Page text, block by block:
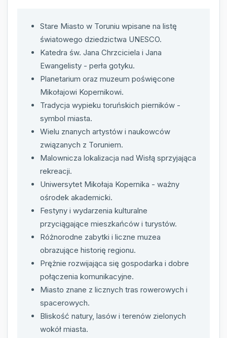
Stare Miasto w Toruniu wpisane na listę
światowego dziedzictwa UNESCO.
Katedra św. Jana Chrzciciela i Jana
Ewangelisty - perła gotyku.
Planetarium oraz muzeum poświęcone
Mikołajowi Kopernikowi.
Tradycja wypieku toruńskich pierników -
symbol miasta.
Wielu znanych artystów i naukowców
związanych z Toruniem.
Malownicza lokalizacja nad Wisłą sprzyjająca
rekreacji.
Uniwersytet Mikołaja Kopernika - ważny
ośrodek akademicki.
Festyny i wydarzenia kulturalne
przyciągające mieszkańców i turystów.
Różnorodne zabytki i liczne muzea
obrazujące historię regionu.
Prężnie rozwijająca się gospodarka i dobre
połączenia komunikacyjne.
Miasto znane z licznych tras rowerowych i
spacerowych.
Bliskość natury, lasów i terenów zielonych
wokół miasta.